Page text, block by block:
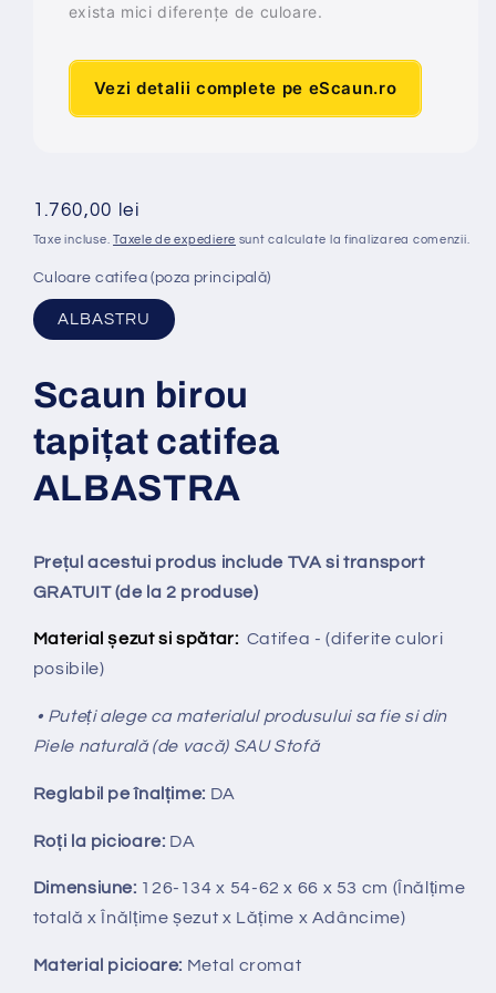
exista mici diferențe de culoare.
Vezi detalii complete pe eScaun.ro
Preț
obișnuit
1.760,00 lei
Taxe incluse.Taxele de expediere sunt calculate la finalizarea comenzii.
Culoare catifea (poza principală)
ALBASTRU
Scaun birou
tapițat catifea
ALBASTRA
Prețul acestui produs include TVA si transport
GRATUIT (de la 2 produse)
Material șezut si spătar: Catifea - (diferite culori
posibile)
• Puteți alege ca materialul produsului sa fie si din
Piele naturală (de vacă) SAU Stofă
Reglabil peînal țime: DA
Roți la picioare: DA
Dimensiune: 126-134 x 54-62 x 66 x 53 cm (Înălțime
totală x Înălțimeșezut x Lățime x Adâncime)
Material picioare: Metal cromat